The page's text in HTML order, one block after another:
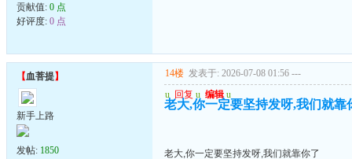
贡献值: 0 点
好评度: 0 点
【血菩提】
新手上路
发帖: 1850
14楼 发表于: 2026-07-08 01:56 ---
u 回复 u 编辑 u
老大,你一定要坚持发呀,我们就靠
老大,你一定要坚持发呀,我们就靠你了